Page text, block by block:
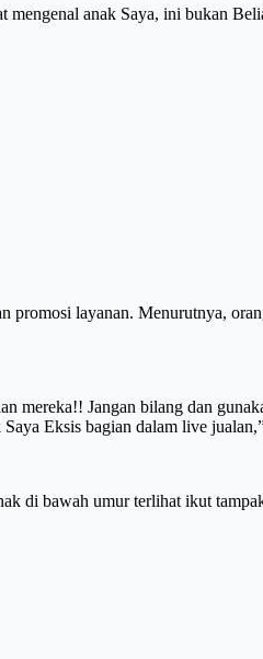
anak Saya, ini bukan
promosi layanan. Menurutnya,
mereka!! Jangan bilang dan
Eksis bagian dalam live
di bawah umur terlihat ikut